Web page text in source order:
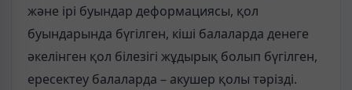
және ірі буындар деформациясы, қол
буындарында бүгілген, кіші балаларда денеге
әкелінген қол білезігі жұдырық болып бүгілген,
ересектеу балаларда – акушер қолы тәрізді.